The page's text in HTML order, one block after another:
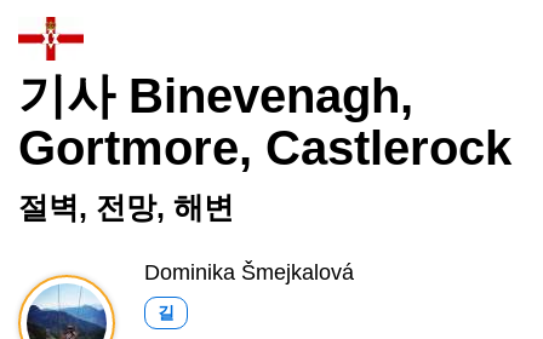
기사 Binevenagh,
Gortmore, Castlerock
절벽, 전망, 해변
Dominika Šmejkalová
길